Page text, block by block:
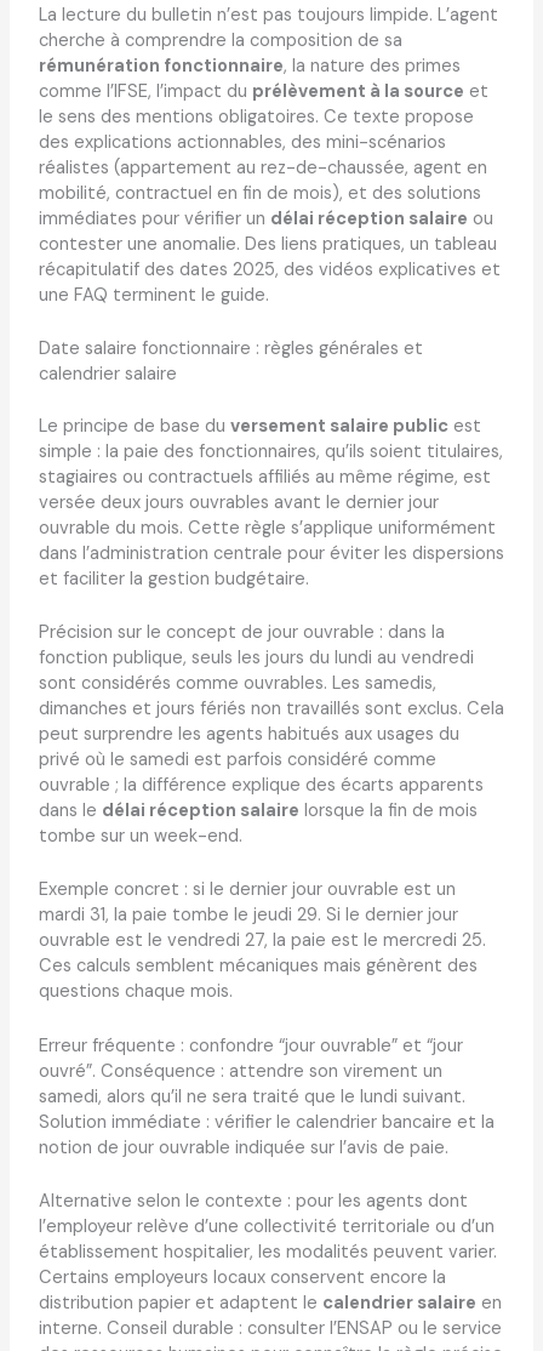
La lecture du bulletin n’est pas toujours limpide. L’agent
cherche à comprendre la composition de sa
rémunération fonctionnaire, la nature des primes
comme l’IFSE, l’impact du prélèvement à la source et
le sens des mentions obligatoires. Ce texte propose
des explications actionnables, des mini-scénarios
réalistes (appartement au rez-de-chaussée, agent en
mobilité, contractuel en fin de mois), et des solutions
immédiates pour vérifier un délai réception salaire ou
contester une anomalie. Des liens pratiques, un tableau
récapitulatif des dates 2025, des vidéos explicatives et
une FAQ terminent le guide.
Date salaire fonctionnaire : règles générales et
calendrier salaire
Le principe de base du versement salaire publicest
simple : la paie des fonctionnaires, qu’ils soient titulaires,
stagiaires ou contractuels affiliés au même régime, est
versée deux jours ouvrables avant le dernier jour
ouvrable du mois. Cette règle s’applique uniformément
dans l’administration centrale pour éviter les dispersions
et faciliter la gestion budgétaire.
Précision sur le concept de jour ouvrable : dans la
fonction publique, seuls les jours du lundi au vendredi
sont considérés comme ouvrables. Les samedis,
dimanches et jours fériés non travaillés sont exclus. Cela
peut surprendre les agents habitués aux usages du
privé où le samedi est parfois considéré comme
ouvrable ; la différence explique des écarts apparents
dans le délai réception salaire lorsque la fin de mois
tombe sur un week-end.
Exemple concret : si le dernier jour ouvrable est un
mardi 31, la paie tombe le jeudi 29. Si le dernier jour
ouvrable est le vendredi 27, la paie est le mercredi 25.
Ces calculs semblent mécaniques mais génèrent des
questions chaque mois.
Erreur fréquente : confondre “jour ouvrable” et “jour
ouvré”. Conséquence : attendre son virement un
samedi, alors qu’il ne sera traité que le lundi suivant.
Solution immédiate : vérifier le calendrier bancaire et la
notion de jour ouvrable indiquée sur l’avis de paie.
Alternative selon le contexte : pour les agents dont
l’employeur relève d’une collectivité territoriale ou d’un
établissement hospitalier, les modalités peuvent varier.
Certains employeurs locaux conservent encore la
distribution papier et adaptent le calendrier salaire en
interne. Conseil durable : consulter l’ENSAP ou le service